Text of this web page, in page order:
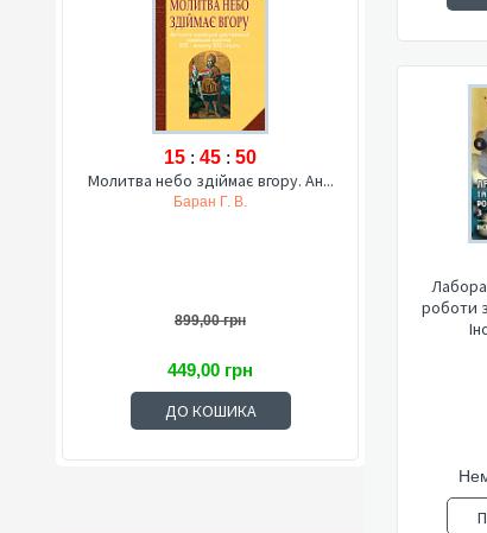
15 : 45 : 49
Молитва небо здіймає вгору. Ан...
Баран Г. В.
899,00 грн
449,00 грн
ДО КОШИКА
роботи з